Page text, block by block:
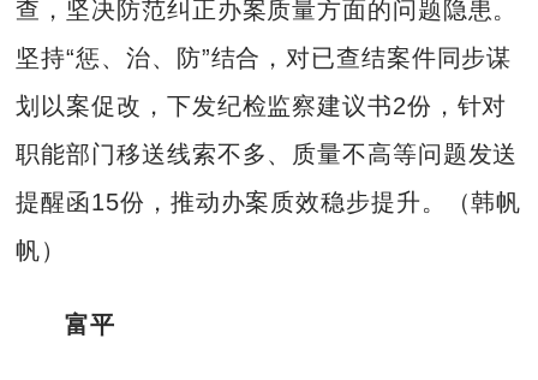
查，坚决防范纠正办案质量方面的问题隐患。
坚持“惩、治、防”结合，对已查结案件同步谋
划以案促改，下发纪检监察建议书2份，针对
职能部门移送线索不多、质量不高等问题发送
提醒函15份，推动办案质效稳步提升。（韩帆
帆）
富平